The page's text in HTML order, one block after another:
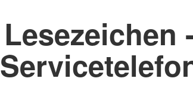
Lesezeichen